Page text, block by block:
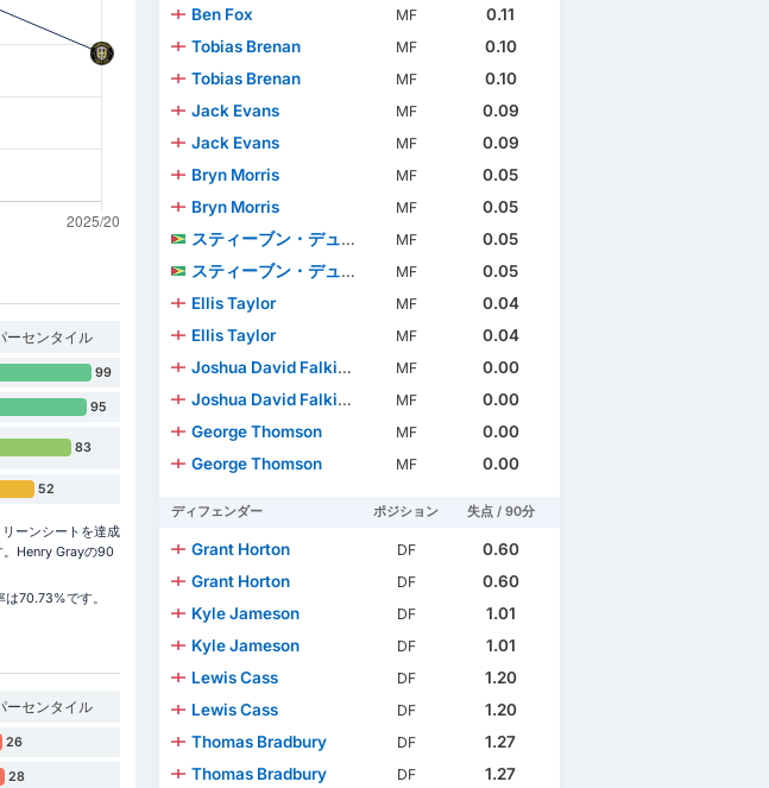
ーセンタイル
99
95
83
52
ーンシートを達成
。Henry Grayの90
70.73%です。
ーセンタイル
26
28
Ben Fox
MF
0.11
Tobias Brenan
MF
0.10
Tobias Brenan
MF
0.10
Jack Evans
MF
0.09
Jack Evans
MF
0.09
Bryn Morris
MF
0.05
Bryn Morris
MF
0.05
スティーブン・デューク＝マッケンナ
MF
0.05
スティーブン・デューク＝マッケンナ
MF
0.05
Ellis Taylor
MF
0.04
Ellis Taylor
MF
0.04
Joshua David Falkingham
MF
0.00
Joshua David Falkingham
MF
0.00
George Thomson
MF
0.00
George Thomson
MF 0.00
ディフェンダー ポジション 失点 / 90分
Grant Horton DF
0.60
Grant Horton
DF
0.60
Kyle Jameson
DF
1.01
Kyle Jameson
DF
1.01
Lewis Cass
DF
1.20
Lewis Cass
DF
1.20
Thomas Bradbury
DF
1.27
Thomas Bradbury
DF
1.27